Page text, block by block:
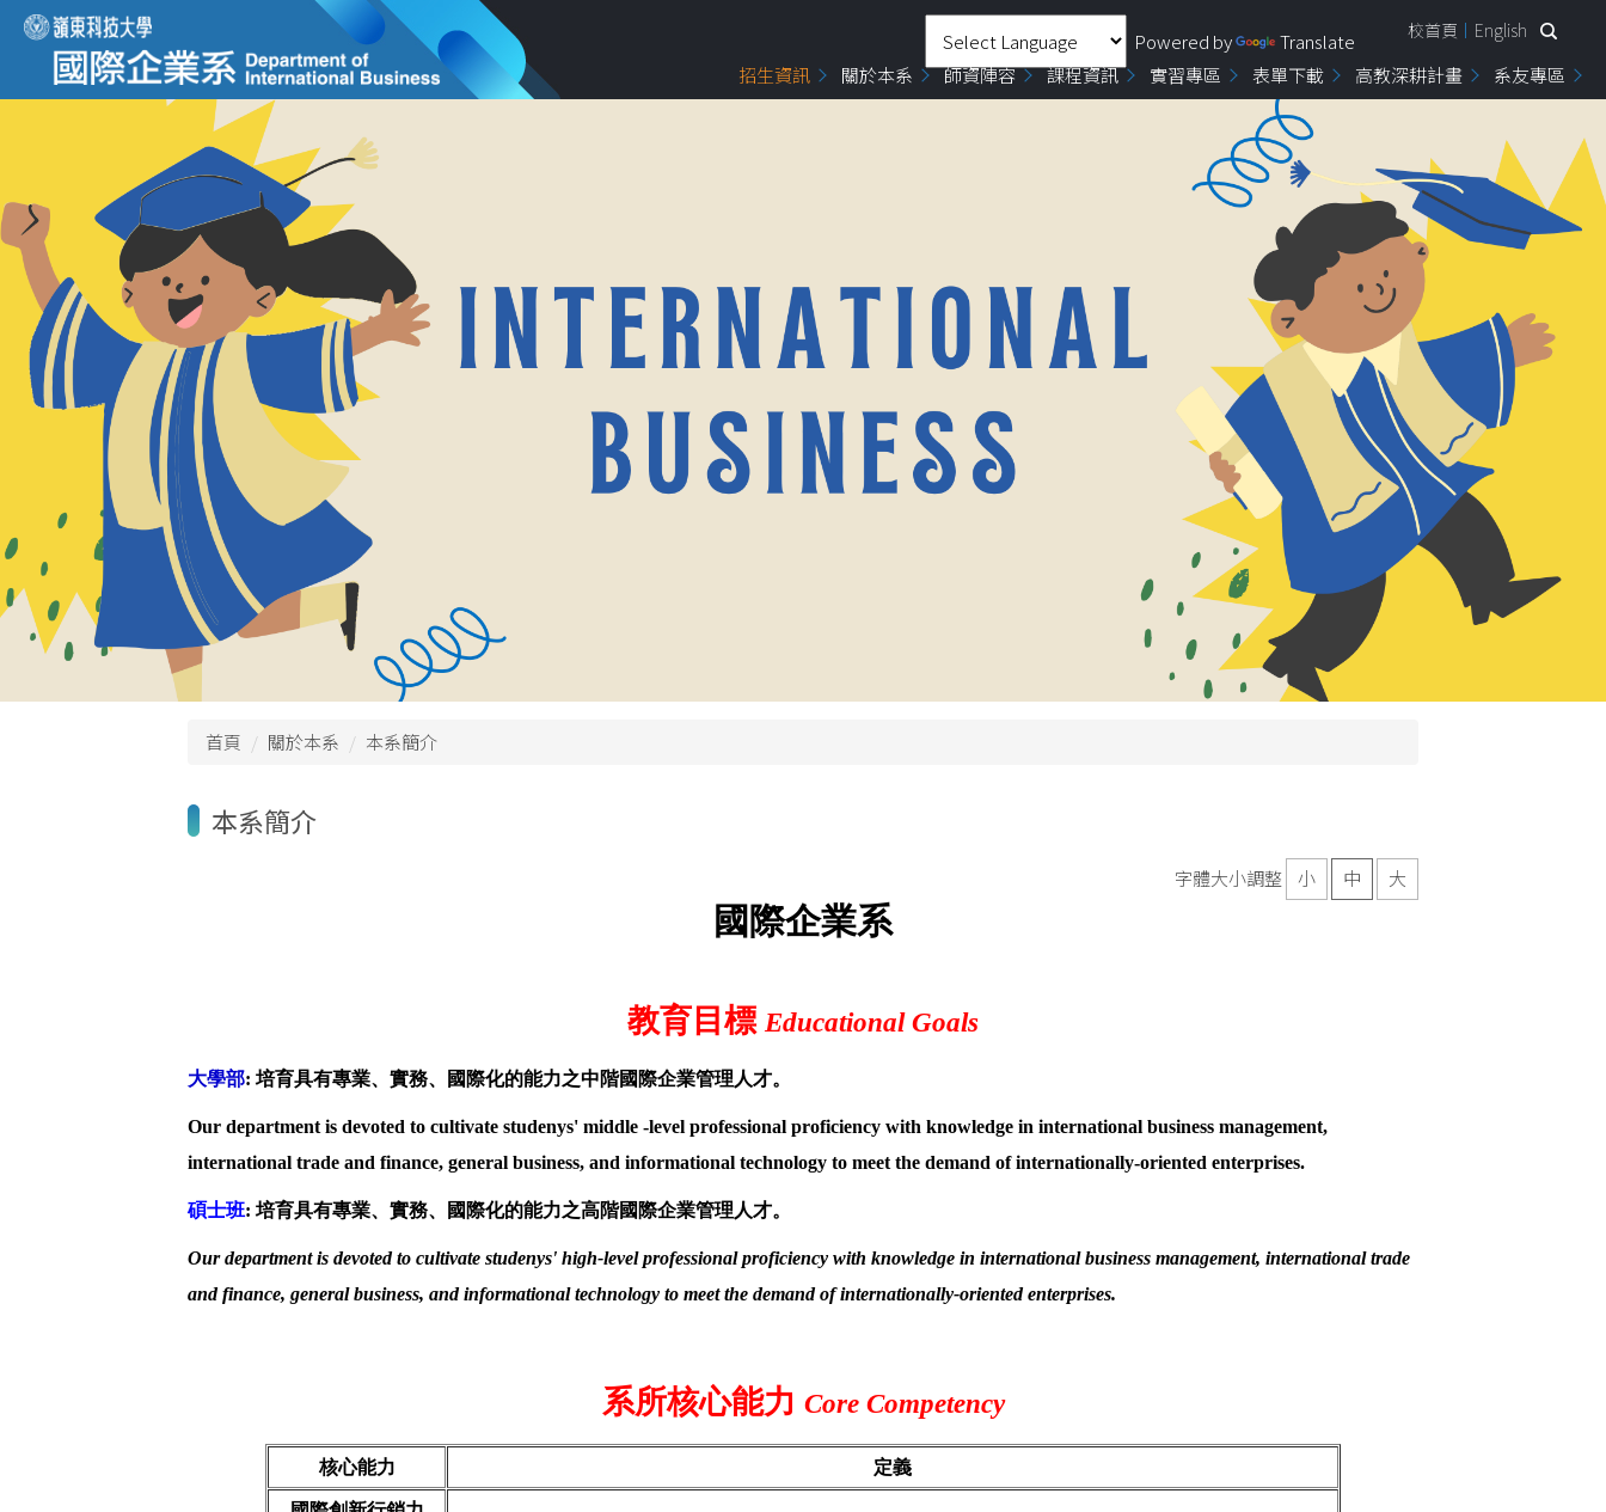
跳
到
要
Powered by Translate 校首頁 English
招生資訊 關於本系 師資陣容 課程資訊 實習專區 表單下載 高教深耕計畫 系友專區
首頁 關於本系 本系簡介
本系簡介
字體大小調整 小 中 大
國際企業系
教育目標 Educational Goals
大學部: 培育具有專業、實務、國際化的能力之中階國際企業管理人才。
Our department is devoted to cultivate studenys' middle -level professional proficiency with knowledge in international business management,
international trade and finance, general business, and informational technology to meet the demand of internationally-oriented enterprises.
碩士班: 培育具有專業、實務、國際化的能力之高階國際企業管理人才。
Our department is devoted to cultivate studenys' high-level professional proficiency with knowledge in international business management, international trade
and finance, general business, and informational technology to meet the demand of internationally-oriented enterprises.
系所核心能力 Core Competency
核心能力 定義